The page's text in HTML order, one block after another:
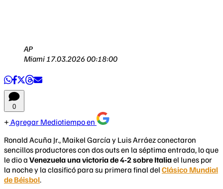
AP
Miami 17.03.2026 00:18:00
0
Agregar Mediotiempo en
Ronald Acuña Jr., Maikel García y Luis Arráez conectaron
sencillos productores con dos outs en la séptima entrada, lo que
le dio a Venezuela una victoria de 4-2 sobre Italiael lunes por
la noche y la clasificó para su primera final del Clásico Mundial
de Béisbol.